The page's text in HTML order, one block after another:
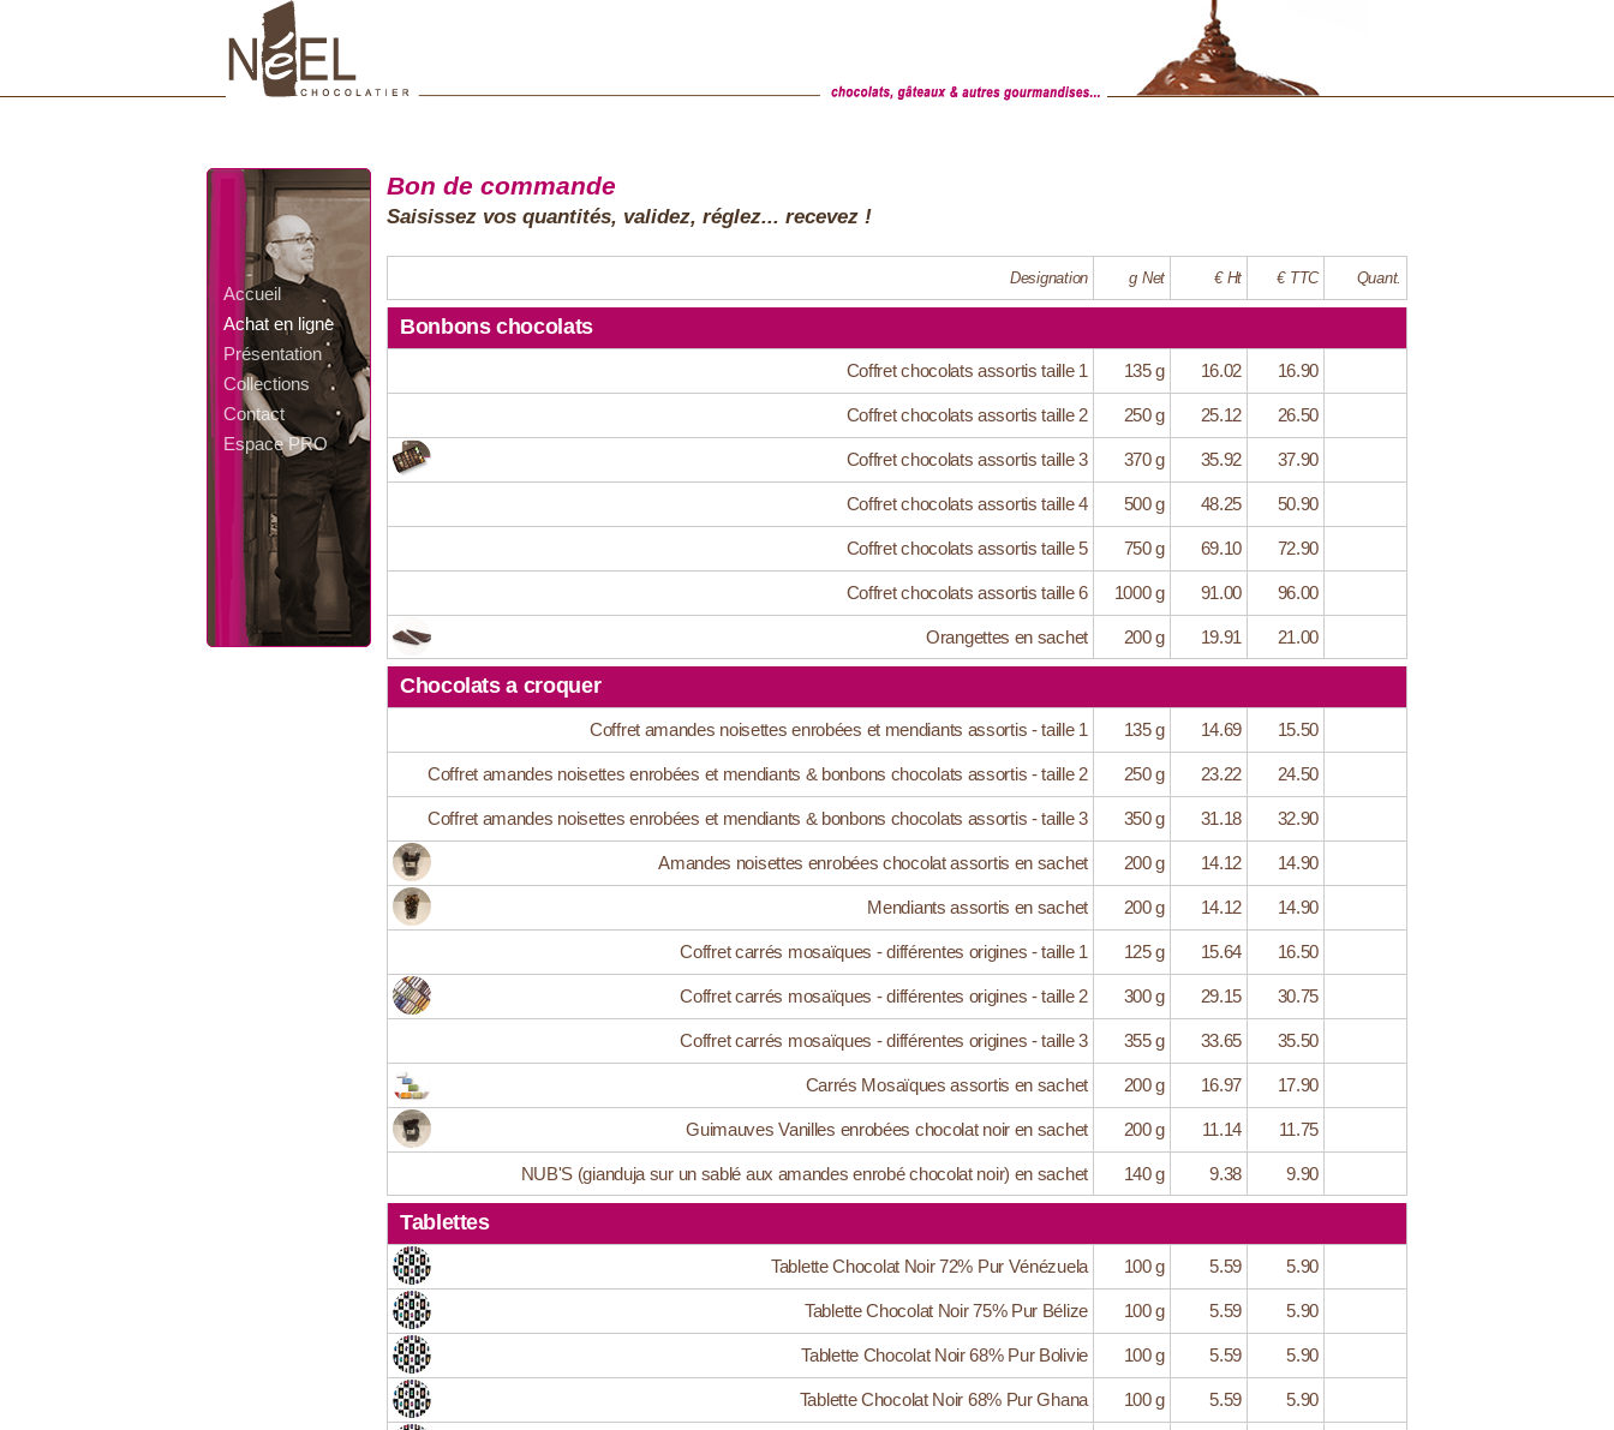
Accueil
Achat en ligne
Présentation
Collections
Contact
Espace PRO
Bon de commande
Saisissez vos quantités, validez, réglez... recevez !
Designation g Net € Ht € TTC Quant.
Bonbons chocolats
Coffret chocolats assortis taille 1 135 g 16.02 16.90
Coffret chocolats assortis taille 2 250 g 25.12 26.50
Coffret chocolats assortis taille 3 370 g 35.92 37.90
Coffret chocolats assortis taille 4 500 g 48.25 50.90
Coffret chocolats assortis taille 5 750 g 69.10 72.90
Coffret chocolats assortis taille 6 1000 g 91.00 96.00
Orangettes en sachet 200 g 19.91 21.00
Chocolats a croquer
Coffret amandes noisettes enrobées et mendiants assortis - taille 1 135 g 14.69 15.50
Coffret amandes noisettes enrobées et mendiants & bonbons chocolats assortis - taille 2 250 g 23.22 24.50
Coffret amandes noisettes enrobées et mendiants & bonbons chocolats assortis - taille 3 350 g 31.18 32.90
Amandes noisettes enrobées chocolat assortis en sachet 200 g 14.12 14.90
Mendiants assortis en sachet 200 g 14.12 14.90
Coffret carrés mosaïques - différentes origines - taille 1 125 g 15.64 16.50
Coffret carrés mosaïques - différentes origines - taille 2 300 g 29.15 30.75
Coffret carrés mosaïques - différentes origines - taille 3 355 g 33.65 35.50
Carrés Mosaïques assortis en sachet 200 g 16.97 17.90
Guimauves Vanilles enrobées chocolat noir en sachet 200 g 11.14 11.75
NUB'S (gianduja sur un sablé aux amandes enrobé chocolat noir) en sachet 140 g 9.38 9.90
Tablettes
Tablette Chocolat Noir 72% Pur Vénézuela 100 g 5.59 5.90
Tablette Chocolat Noir 75% Pur Bélize 100 g 5.59 5.90
Tablette Chocolat Noir 68% Pur Bolivie 100 g 5.59 5.90
Tablette Chocolat Noir 68% Pur Ghana 100 g 5.59 5.90